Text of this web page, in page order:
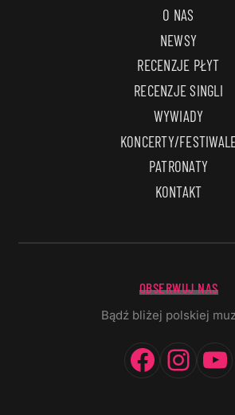
O NAS
NEWSY
RECENZJE PŁYT
RECENZJE SINGLI
WYWIADY
KONCERTY/
PATRONATY
KONTAKT
OBSERWUJ NAS
Bądź bliżej polskiej